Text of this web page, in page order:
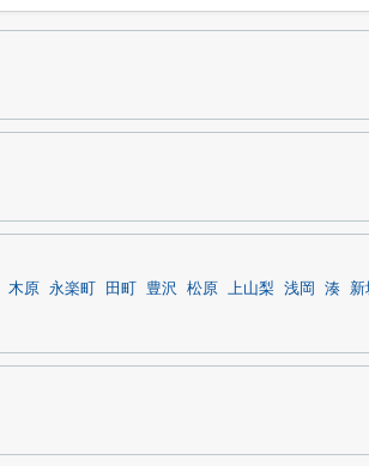
木原 永楽町 田町 豊沢 松原 上山梨 浅岡 湊 新